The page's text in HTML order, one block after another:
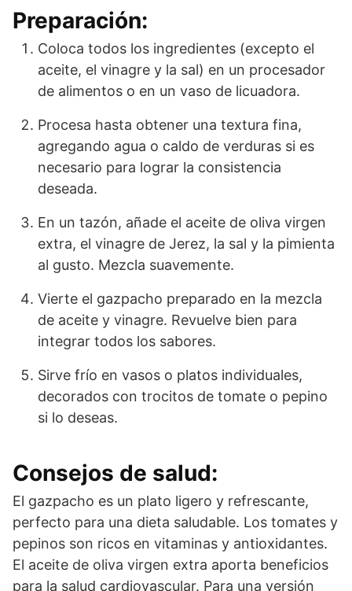
Preparación:
Coloca todos los ingredientes (excepto el
aceite, el vinagre y la sal) en un procesador
de alimentos o en un vaso de licuadora.
Procesa hasta obtener una textura fina,
agregando agua o caldo de verduras si es
necesario para lograr la consistencia
deseada.
En un tazón, añade el aceite de oliva virgen
extra, el vinagre de Jerez, la sal y la pimienta
al gusto. Mezcla suavemente.
Vierte el gazpacho preparado en la mezcla
de aceite y vinagre. Revuelve bien para
integrar todos los sabores.
Sirve frío en vasos o platos individuales,
decorados con trocitos de tomate o pepino
si lo deseas.
Consejos de salud:
El gazpacho es un plato ligero y refrescante,
perfecto para una dieta saludable. Los tomates y
pepinos son ricos en vitaminas y antioxidantes.
El aceite de oliva virgen extra aporta beneficios
para la salud cardiovascular. Para una versión